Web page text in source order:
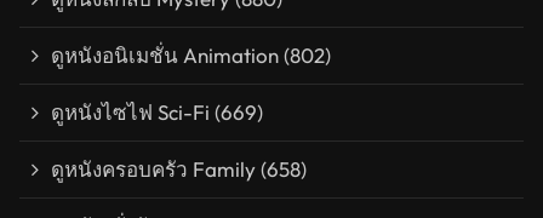
ดูหนังอนิเมชั่น Animation(802)
ดูหนังไซไฟ Sci-Fi (669)
ดูหนังครอบครัว Family(658)